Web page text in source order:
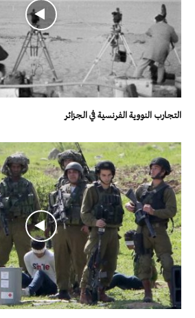
التجارب النووية الفرنسية في الجزائر